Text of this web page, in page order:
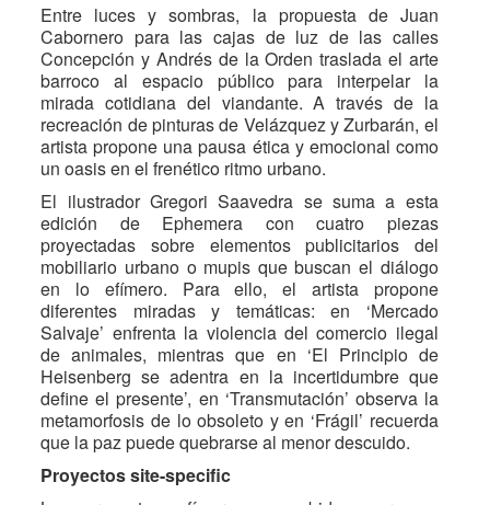
Entre luces y sombras, la propuesta de Juan
Cabornero para las cajas de luz de las calles
Concepción y Andrés de la Orden traslada el arte
barroco al espacio público para interpelar la
mirada cotidiana del viandante. A través de la
recreación de pinturas de Velázquez y Zurbarán, el
artista propone una pausa ética y emocional como
un oasis en el frenético ritmo urbano.
El ilustrador Gregori Saavedra se suma a esta
edición de Ephemera con cuatro piezas
proyectadas sobre elementos publicitarios del
mobiliario urbano o mupis que buscan el diálogo
en lo efímero. Para ello, el artista propone
diferentes miradas y temáticas: en ‘Mercado
Salvaje’ enfrenta la violencia del comercio ilegal
de animales, mientras que en ‘El Principio de
Heisenberg se adentra en la incertidumbre que
define el presente’, en ‘Transmutación’ observa la
metamorfosis de lo obsoleto y en ‘Frágil’ recuerda
que la paz puede quebrarse al menor descuido.
Proyectos site-specific